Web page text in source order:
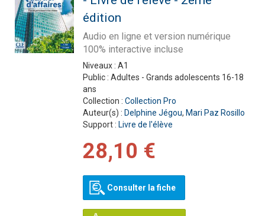
édition
Audio en ligne et version numérique
100% interactive incluse
Niveaux : A1
Public : Adultes - Grands adolescents 16-18
ans
Collection : Collection Pro
Auteur(s) : Delphine Jégou, Mari Paz Rosillo
Support : Livre de l'élève
28,10 €
Consulter la fiche